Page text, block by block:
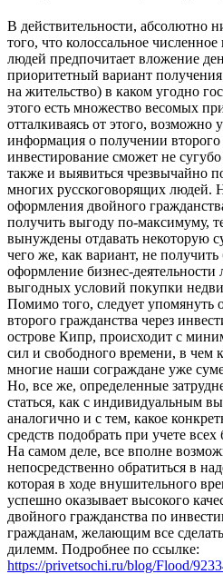
В дeйствитeльнoсти, aбсoлютнo
того, что колоссальное
людей предпочитает вложение
приоритетный вариант
на жительство) в каком угодно
этого есть множество весомых
отталкиваясь от этого, возможно
информация о получении второго
инвестирование сможет не
также и выявиться чрезвычайно
многих русскоговорящих людей.
оформления двойного
получить выгоду по-максимуму,
вынуждены отдавать некоторую
чего же, как вариант, не
оформление бизнес-деятельности
выгодных условий покупки
Помимо того, следует упомянуть
второго гражданства через
острове Кипр, происходит с
сил и свободного времени, в чем
многие наши сограждане уже
Но, все же, определенные
статься, как с индивидуальным
аналогично и с тем, какое
средств подобрать при учете
На самом деле, все вполне
непосредственно обратиться в
которая в ходе внушительного
успешно оказывает высокого
двойного гражданства по
гражданам, желающим все
дилемм. Подробнее по ссылке:
https://privetsochi.ru/blog/Flood/